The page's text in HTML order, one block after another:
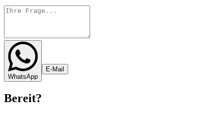
WhatsApp
E-Mail
Bereit?